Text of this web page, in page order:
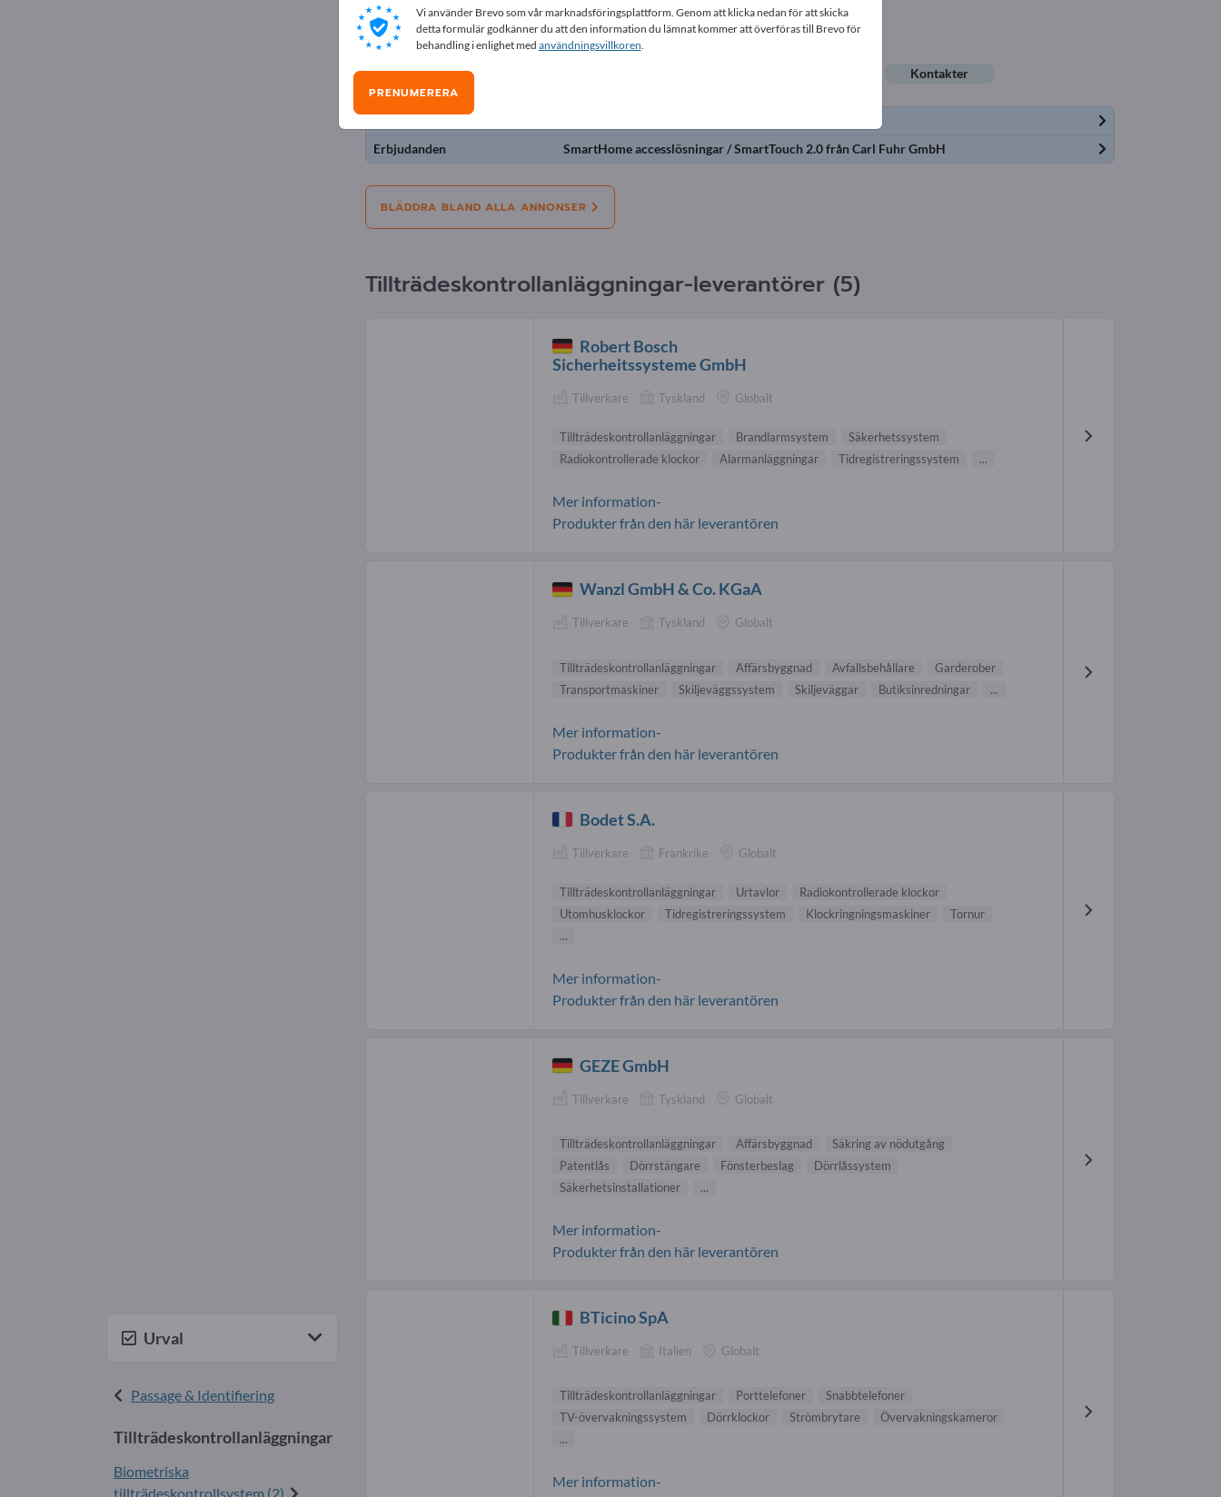
Urval
Passage & Identifiering
Tillträdeskontrollanläggningar
Biometriska
tillträdeskontrollsystem (2)
Annonser
Urval: Erbjudanden Kontakter
Erbjudanden
SmartHome accesslösningar / SmartTouch 2.0 från Carl Fuhr GmbH
BLÄDDRA BLAND ALLA ANNONSER
Tillträdeskontrollanläggningar-leverantörer (5)
Robert Bosch
Sicherheitssysteme GmbH
Tillverkare Tyskland Globalt
Tillträdeskontrollanläggningar Brandlarmsystem
Säkerhetssystem
Radiokontrollerade klockor
Alarmanläggningar Tidregistreringssystem ...
Mer information-
Produkter från den här leverantören
Wanzl GmbH & Co. KGaA
Tillverkare Tyskland Globalt
Tillträdeskontrollanläggningar Affärsbyggnad Avfallsbehållare
Garderober
Transportmaskiner
Skiljeväggssystem Skiljeväggar Butiksinredningar ...
Mer information-
Produkter från den här leverantören
Bodet S.A.
Tillverkare Frankrike Globalt
Tillträdeskontrollanläggningar Urtavlor
Radiokontrollerade klockor
Utomhusklockor
Tidregistreringssystem Klockringningsmaskiner
Tornur
...
Mer information-
Produkter från den här leverantören
GEZE GmbH
Tillverkare Tyskland Globalt
Tillträdeskontrollanläggningar Affärsbyggnad
Säkring av nödutgång
Patentlås
Dörrstängare Fönsterbeslag
Dörrlåssystem
Säkerhetsinstallationer
...
Mer information-
Produkter från den här leverantören
BTicino SpA
Tillverkare Italien Globalt
Tillträdeskontrollanläggningar Porttelefoner
Snabbtelefoner
TV-övervakningssystem
Dörrklockor Strömbrytare
Övervakningskameror
...
Mer information-
Vi använder Brevo som vår marknadsföringsplattform. Genom att klicka nedan för att skicka
detta formulär godkänner du att den information du lämnat kommer att överföras till Brevo för
behandling i enlighet med användningsvillkoren.
PRENUMERERA